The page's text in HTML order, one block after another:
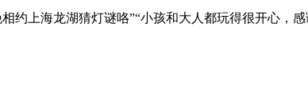
约上海龙湖猜灯谜咯”“小孩和大人都玩得很开心，